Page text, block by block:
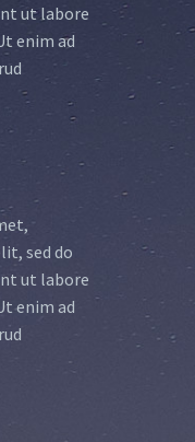
ut labore
enim ad
sed do
ut labore
enim ad